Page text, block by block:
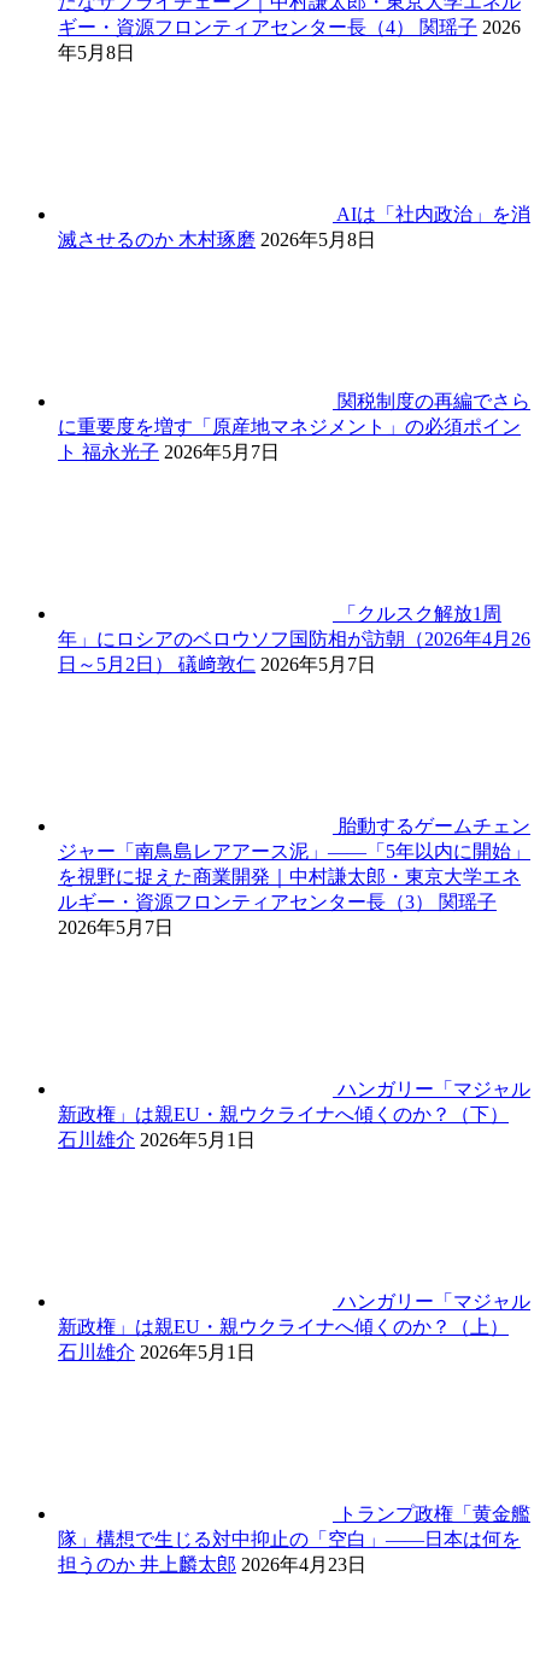
ギー・資源フロンティアセンター長（4）
関瑶子 2026
年5月8日
AIは「社内政治」を消
滅させるのか 木村琢磨 2026年5月8日
関税制度の再編でさら
に重要度を増す「原産地マネジメント」の必須ポイン
ト 福永光子 2026年5月7日
「クルスク解放1周
年」にロシアのベロウソフ国防相が訪朝（2026年4月26
日～5月2日）
礒﨑敦仁 2026年5月7日
胎動するゲームチェン
ジャー「南鳥島レアアース泥」――「5年以内に開始」
を視野に捉えた商業開発｜中村謙太郎・東京大学エネ
ルギー・資源フロンティアセンター長（3）
関瑶子
2026年5月7日
ハンガリー「マジャル
新政権」は親EU・親ウクライナへ傾くのか？（下）
石川雄介 2026年5月1日
ハンガリー「マジャル
新政権」は親EU・親ウクライナへ傾くのか？（上）
石川雄介 2026年5月1日
トランプ政権「黄金艦
隊」構想で生じる対中抑止の「空白」――日本は何を
担うのか 井上麟太郎 2026年4月23日